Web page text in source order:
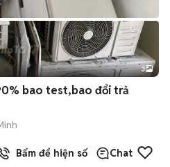
3
bao test,bao đổi trả
Bấm để hiện số Chat